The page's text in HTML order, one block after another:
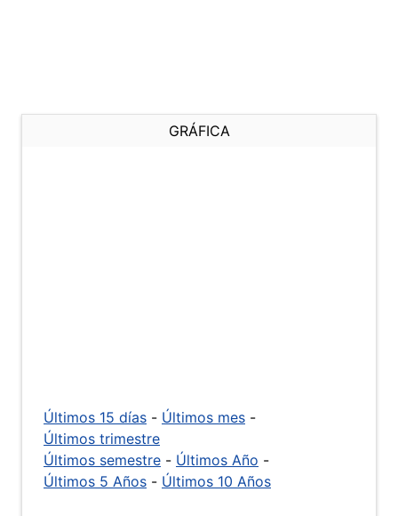
GRÁFICA
Últimos 15 días - Últimos mes -
Últimos trimestre
Últimos semestre - Últimos Año -
Últimos 5 Años - Últimos 10 Años